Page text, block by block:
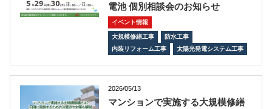
電池 個別相談会のお知らせ
イベント情報
大規模修繕工事
防水工事
内装リフォーム工事
太陽光発電システム工事
2026/05/13
マンションで実施する大規模修繕